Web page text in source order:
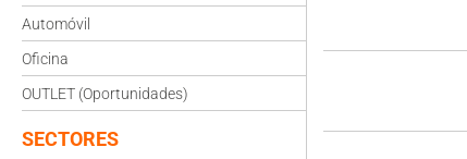
Automóvil
Oficina
OUTLET (Oportunidades)
SECTORES